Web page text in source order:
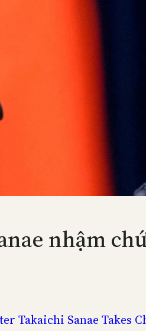
nhậm
Takaichi Sanae Takes